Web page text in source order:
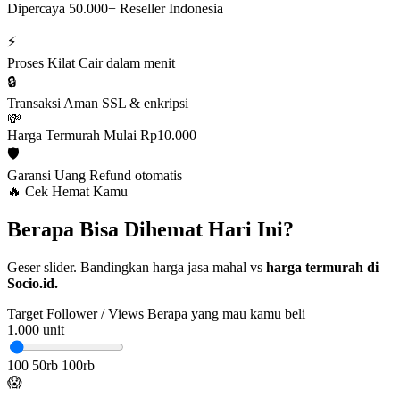
Dipercaya 50.000+ Reseller Indonesia
⚡
Proses Kilat Cair dalam menit
🔒
Transaksi Aman SSL & enkripsi
💸
Harga Termurah Mulai Rp10.000
🛡️
Garansi Uang Refund otomatis
🔥 Cek Hemat Kamu
Berapa Bisa Dihemat Hari Ini?
Geser slider. Bandingkan harga jasa mahal vs harga termurah di
Socio.id.
Target Follower / Views Berapa yang mau kamu beli
1.000 unit
100 50rb 100rb
😱